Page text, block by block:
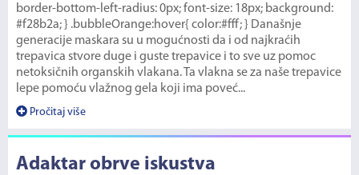
border-bottom-left-radius: 0px; font-size: 18px; background:
#f28b2a; } .bubbleOrange:hover{ color:#fff; } Današnje
generacije maskara su u mogućnosti da i od najkraćih
trepavica stvore duge i guste trepavice i to sve uz pomoc
netoksičnih organskih vlakana. Ta vlakna se za naše trepavice
lepe pomoću vlažnog gela koji ima poveć...
Pročitaj više
Adaktar obrve iskustva